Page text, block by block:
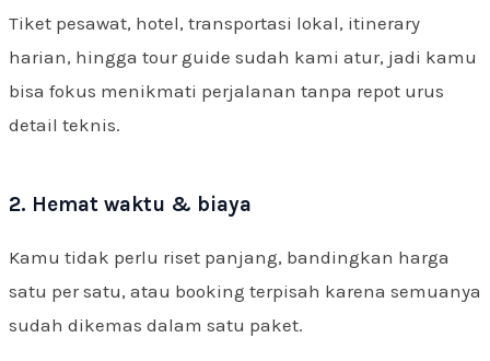
Tiket pesawat, hotel, transportasi lokal, itinerary
harian, hingga tour guide sudah kami atur, jadi kamu
bisa fokus menikmati perjalanan tanpa repot urus
detail teknis.
2. Hemat waktu & biaya
Kamu tidak perlu riset panjang, bandingkan harga
satu per satu, atau booking terpisah karena semuanya
sudah dikemas dalam satu paket.